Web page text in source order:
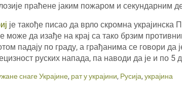
праћене јаким пожаром и секундарним
је такође писао да врло скромна украјинска
може да изађе на крај са тако брзим
падају по граду, а грађанима се говори да
руских напада, па наводи да је и по 5
снаге Украјине, рат у украјини, Русија, украјина